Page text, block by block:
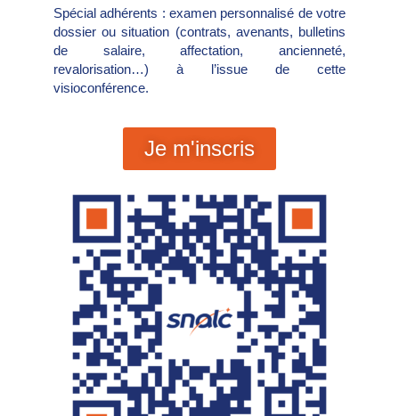
Spécial adhérents : examen personnalisé de votre
dossier ou situation (contrats, avenants, bulletins
de salaire, affectation, ancienneté,
revalorisation…) à l’issue de cette
visioconférence.
Je m'inscris